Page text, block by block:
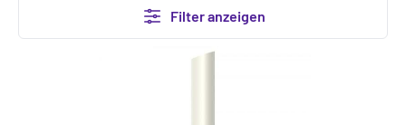
Filter anzeigen